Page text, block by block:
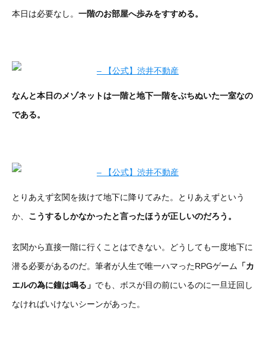
本日は必要なし。 一階のお部屋へ歩みをすすめる。
なんと本日のメゾネットは一階と地下一階をぶちぬいた一室なの
である。
とりあえず玄関を抜けて地下に降りてみた。とりあえずという
か、 こうするしかなかったと言ったほうが正しいのだろう。
玄関から直接一階に行くことはできない。どうしても一度地下に
潜る必要があるのだ。筆者が人生で唯一ハマったRPGゲーム 「カ
エルの為に鐘は鳴る」 でも、ボスが目の前にいるのに一旦迂回し
なければいけないシーンがあった。